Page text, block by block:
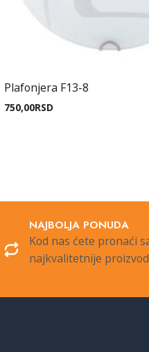
Plafonjera F13-8
750,00RSD
NAJBOLJA PONUDA
Kod nas ćete pronaći
najkvalitetnije